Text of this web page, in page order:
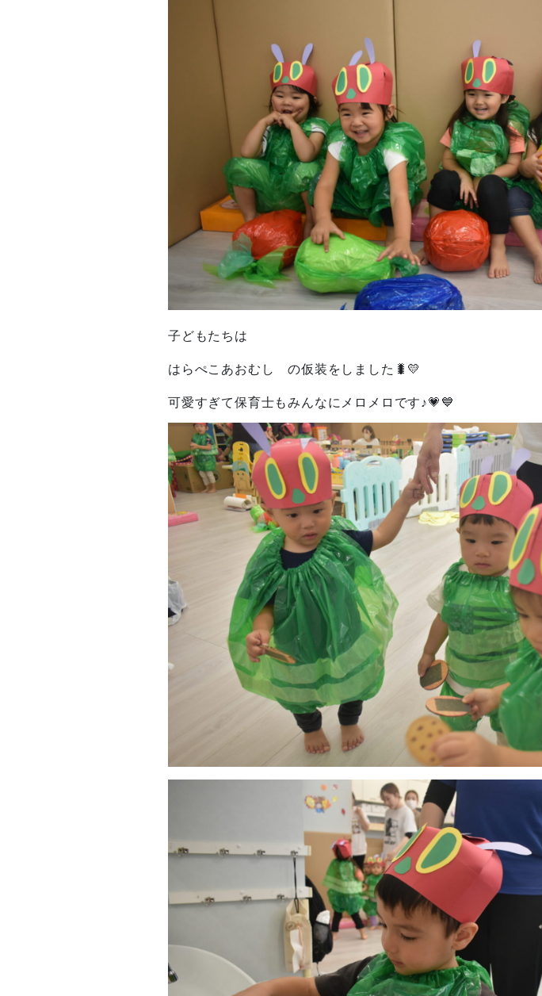
子どもたちは
はらぺこあおむし の仮装をしました🐛💛
可愛すぎて保育士もみんなにメロメロです♪💗💙